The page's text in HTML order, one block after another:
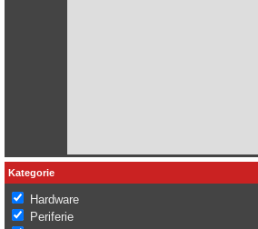
Kategorie
Hardware
Periferie